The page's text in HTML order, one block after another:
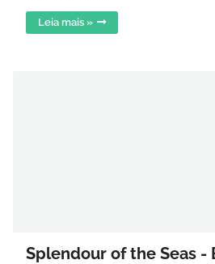
Leia mais »
Splendour of the Seas -